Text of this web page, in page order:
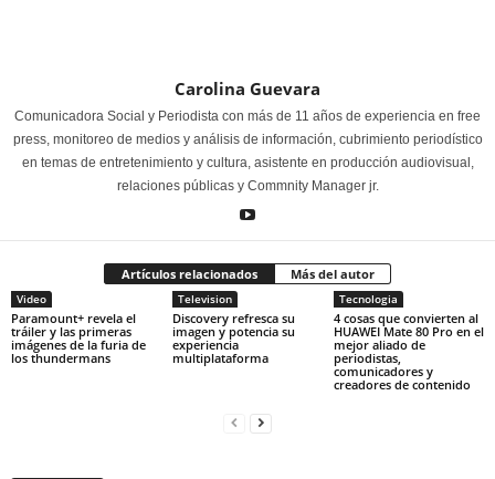
Carolina Guevara
Comunicadora Social y Periodista con más de 11 años de experiencia en free
press, monitoreo de medios y análisis de información, cubrimiento periodístico
en temas de entretenimiento y cultura, asistente en producción audiovisual,
relaciones públicas y Commnity Manager jr.
Artículos relacionados Más del autor
Video
Paramount+ revela el
tráiler y las primeras
imágenes de la furia de
los thundermans
Television
Discovery refresca su
imagen y potencia su
experiencia
multiplataforma
Tecnologia
4 cosas que convierten al
HUAWEI Mate 80 Pro en el
mejor aliado de
periodistas,
comunicadores y
creadores de contenido